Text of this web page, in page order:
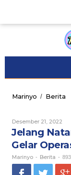
content
Marinyo / Berita
Desember 21, 2022
Jelang
Gelar
Marinyo - Berita -